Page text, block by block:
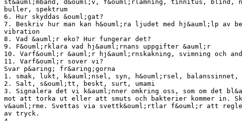
st&auml;mband, d&ouml;v, f&ouml;rlamning, tinnitus, blind,
buller, spektrum
6. Hur skyddas &ouml;gat?
7. Beskriv hur man kan h&ouml;ra ljudet med hj&auml;lp av
vibration
8. Vad &auml;r eko? Hur fungerar det?
9. F&ouml;rklara vad hj&auml;rnans uppgifter &auml;r
10. Varf&ouml;r &auml;r hj&auml;rnskakning, svimning och
11. Varf&ouml;r sover vi?
Svar p&aring; fr&aring;gorna
1. smak, lukt, k&auml;nsel, syn, h&ouml;rsel, balanssinnet,
2. Salt, s&ouml;tt, beskt, surt, umami
3. Signalera det vi k&auml;nner omkring oss, som om det
mot att torka ut eller att smuts och bakterier kommer in.
v&auml;rme. Svettas via svettk&ouml;rtlar f&ouml;r att
av tryck.